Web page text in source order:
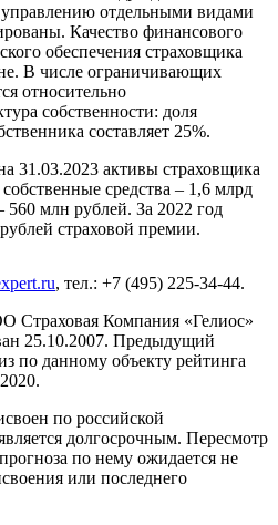
отдельными видами
Качество финансового
обеспечения страховщика
В числе ограничивающих
относительно
собственности: доля
составляет 25%.
31.03.2023 активы страховщика
средства – 1,6 млрд
560 млн рублей. За 2022 год
страховой премии.
, тел.: +7 (495) 225-34-44.
Страховая Компания «Гелиос»
25.10.2007. Предыдущий
по данному объекту рейтинга
по российской
долгосрочным. Пересмотр
по нему ожидается не
или последнего